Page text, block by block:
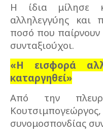
Η ίδια μίλησε
αλληλεγγύης και
ποσό που παίρνουν
συνταξιούχοι.
«Η εισφορά
καταργηθεί»
Από την
συνομοσπονδίας